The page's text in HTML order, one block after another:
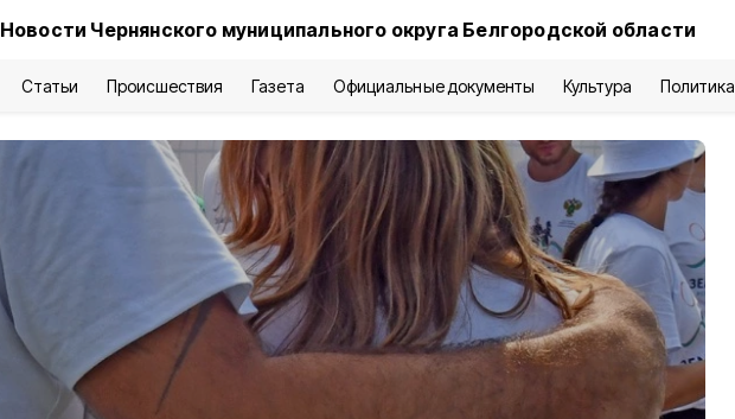
Новости Чернянского муниципального округа Белгородской области
Статьи Происшествия Газета Официальные документы Культура Политика